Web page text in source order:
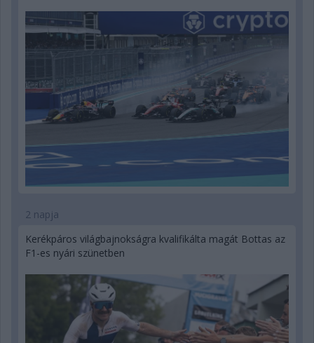
2 napja
Kerékpáros világbajnokságra kvalifikálta magát Bottas az
F1-es nyári szünetben